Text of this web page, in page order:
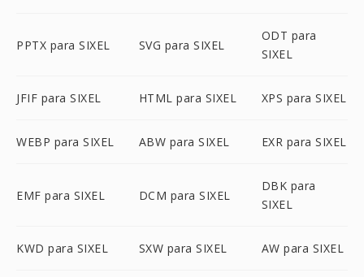
PPTX para SIXEL SVG para SIXEL
ODT para
SIXEL
JFIF para SIXEL HTML para SIXEL XPS para SIXEL
WEBP para SIXEL ABW para SIXEL EXR para SIXEL
EMF para SIXEL DCM para SIXEL
DBK para
SIXEL
KWD para SIXEL SXW para SIXEL AW para SIXEL